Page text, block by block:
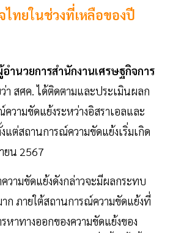
ทยในช่วงที่เหลือของปี
อำนวยการสำนักงานเศรษฐกิจการ
า สศค. ได้ติดตามและประเมินผลก
วามขัดแย้งระหว่างอิสราเอลและ
แต่สถานการณ์ความขัดแย้งเริ่มเกิด
ยน 2567
วามขัดแย้งดังกล่าวจะมีผลกระทบ
ก ภายใต้สถานการณ์ความขัดแย้งที่
หาทางออกของความขัดแย้งของ